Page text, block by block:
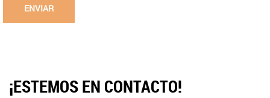
¡ESTEMOS EN CONTACTO!